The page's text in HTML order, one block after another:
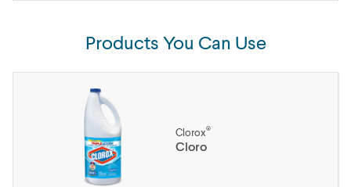
Products You Can Use
Clorox®
Cloro